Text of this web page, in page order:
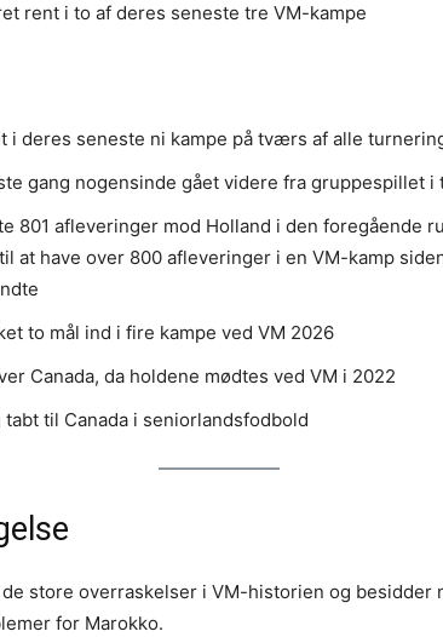
rent i to af deres seneste tre VM-kampe
i deres seneste ni kampe på tværs af alle
gang nogensinde gået videre fra gruppespillet
801 afleveringer mod Holland i den foregående
at have over 800 afleveringer i en VM-kamp
to mål ind i fire kampe ved VM 2026
Canada, da holdene mødtes ved VM i 2022
til Canada i seniorlandsfodbold
store overraskelser i VM-historien og besidder
for Marokko.